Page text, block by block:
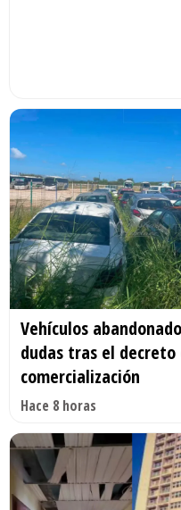
Vehículos
dudas tras el
comercialización
Hace 8 horas